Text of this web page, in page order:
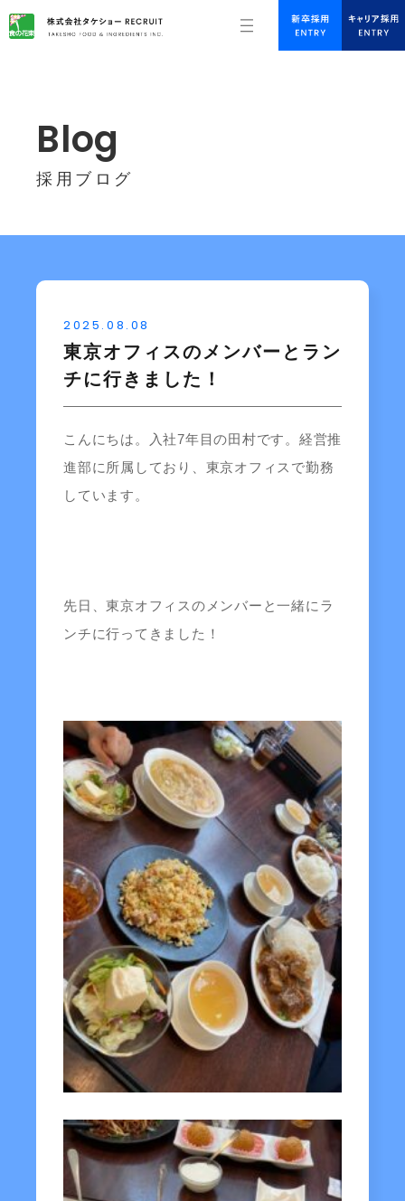
Blog
採用ブログ
2025.08.08
東京オフィスのメンバーとラン
チに行きました！
こんにちは。入社7年目の田村です。経営推
進部に所属しており、東京オフィスで勤務
しています。
先日、東京オフィスのメンバーと一緒にラ
ンチに行ってきました！